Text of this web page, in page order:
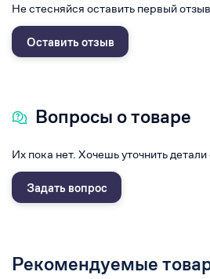
Не стесняйся оставить первый
Оставить отзыв
Вопросы о товаре
Их пока нет. Хочешь уточнить
Задать вопрос
Рекомендуемые